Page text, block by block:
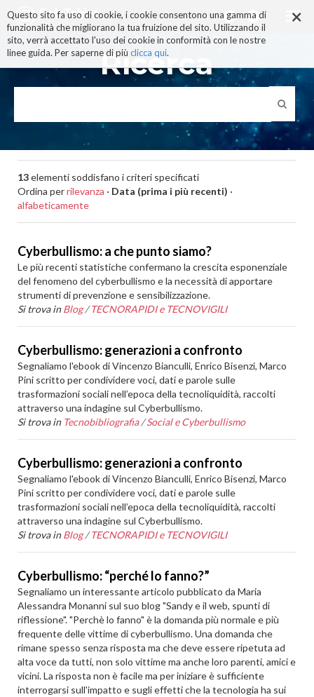
×
Questo sito fa uso di cookie, i cookie consentono una gamma di
funzionalità che migliorano la tua fruizione del sito. Utilizzando il
sito, verrà accettato l'uso dei cookie in conformità con le nostre
linee guida. Per saperne di più clicca qui.
ai
contenuti.
|
alla
navigazione
Ricerca
13elementi soddisfano i criteri specificati
Ordina perrilevanza · Data (prima i più recenti) ·
alfabeticamente
Cyberbullismo: a che punto siamo?
Le più recenti statistiche confermano la crescita esponenziale
del fenomeno del cyberbullismo e la necessità di apportare
strumenti di prevenzione e sensibilizzazione.
Si trova in Blog /TECNORAPIDI e TECNOVIGILI
Cyberbullismo: generazioni a confronto
Segnaliamo l'ebook di Vincenzo Bianculli, Enrico Bisenzi, Marco
Pini scritto per condividere voci, dati e parole sulle
trasformazioni sociali nell’epoca della tecnoliquidità, raccolti
attraverso una indagine sul Cyberbullismo.
Si trova in Tecnobibliografia /Social e Cyberbullismo
Cyberbullismo: generazioni a confronto
Segnaliamo l'ebook di Vincenzo Bianculli, Enrico Bisenzi, Marco
Pini scritto per condividere voci, dati e parole sulle
trasformazioni sociali nell’epoca della tecnoliquidità, raccolti
attraverso una indagine sul Cyberbullismo.
Si trova in Blog /TECNORAPIDI e TECNOVIGILI
Cyberbullismo: “perché lo fanno?”
Segnaliamo un interessante articolo pubblicato da Maria
Alessandra Monanni sul suo blog "Sandy e il web, spunti di
riflessione". "Perchè lo fanno" è la domanda più normale e più
frequente delle vittime di cyberbullismo. Una domanda che
rimane spesso senza risposta ma che deve essere ripetuta ad
alta voce da tutti, non solo vittime ma anche loro parenti, amici e
vicini. La risposta non è facile ma per iniziare è sufficiente
interrogarsi sull'impatto e sugli effetti che la tecnologia ha sui